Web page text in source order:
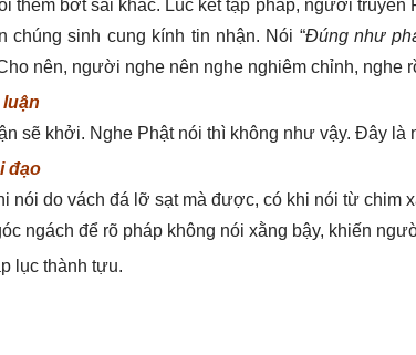
thêm bớt sai khác. Lúc kết tập pháp, người truyền
chúng sinh cung kính tin nhận. Nói “Đúng như
nên, người nghe nên nghe nghiêm chỉnh, nghe
sẽ khởi. Nghe Phật nói thì không như vậy. Đây là
đạo
nói do vách đá lỡ sạt mà được, có khi nói từ chim
ngách để rõ pháp không nói xằng bậy, khiến
lục thành tựu.